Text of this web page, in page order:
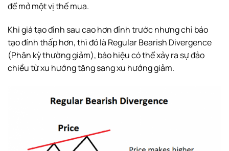
để mở một vị thế mua.
Khi giá tạo đỉnh sau cao hơn đỉnh trước nhưng chỉ báo
tạo đỉnh thấp hơn, thì đó là Regular Bearish Divergence
(Phân kỳ thường giảm), báo hiệu có thể xảy ra sự đảo
chiều từ xu hướng tăng sang xu hướng giảm.